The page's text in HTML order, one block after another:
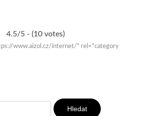
4.5/5 - (10 votes)
www.aizol.cz/internet/" rel="category